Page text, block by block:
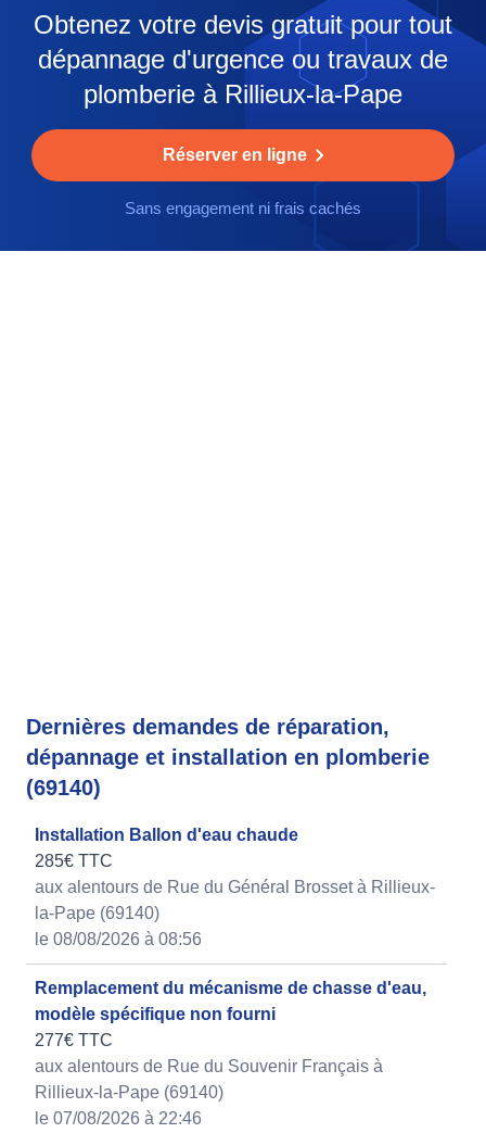
Obtenez votre devis gratuit pour tout
dépannage d'urgence ou travaux de
plomberie à Rillieux-la-Pape
Réserver en ligne
Sans engagement ni frais cachés
Dernières demandes de réparation,
dépannage et installation en plomberie
(69140)
Installation Ballon d'eau chaude
285€ TTC
aux alentours de Rue du Général Brosset à Rillieux-
la-Pape (69140)
le 08/08/2026 à 08:56
Remplacement du mécanisme de chasse d'eau,
modèle spécifique non fourni
277€ TTC
aux alentours de Rue du Souvenir Français à
Rillieux-la-Pape (69140)
le 07/08/2026 à 22:46